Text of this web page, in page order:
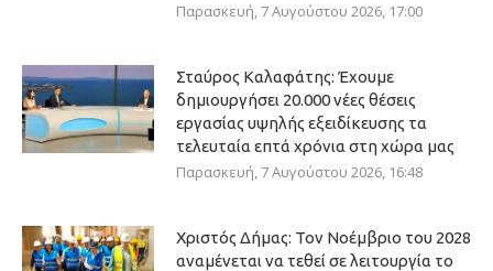
Παρασκευή, 7 Αυγούστου 2026, 17:00
Σταύρος Καλαφάτης: Έχουμε
δημιουργήσει 20.000 νέες θέσεις
εργασίας υψηλής εξειδίκευσης τα
τελευταία επτά χρόνια στη χώρα μας
Παρασκευή, 7 Αυγούστου 2026, 16:48
Χριστός Δήμας: Τον Νοέμβριο του 2028
αναμένεται να τεθεί σε λειτουργία το